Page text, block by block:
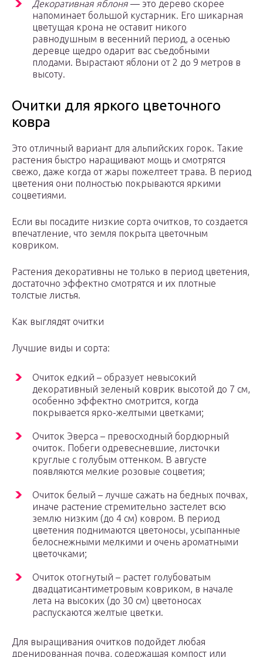
Декоративная яблоня — это дерево скорее
напоминает большой кустарник. Его шикарная
цветущая крона не оставит никого
равнодушным в весенний период, а осенью
деревце щедро одарит вас съедобными
плодами. Вырастают яблони от 2 до 9 метров в
высоту.
Очитки для яркого цветочного
ковра
Это отличный вариант для альпийских горок. Такие
растения быстро наращивают мощь и смотрятся
свежо, даже когда от жары пожелтеет трава. В период
цветения они полностью покрываются яркими
соцветиями.
Если вы посадите низкие сорта очитков, то создается
впечатление, что земля покрыта цветочным
ковриком.
Растения декоративны не только в период цветения,
достаточно эффектно смотрятся и их плотные
толстые листья.
Как выглядят очитки
Лучшие виды и сорта:
Очиток едкий – образует невысокий
декоративный зеленый коврик высотой до 7 см,
особенно эффектно смотрится, когда
покрывается ярко-желтыми цветками;
Очиток Эверса – превосходный бордюрный
очиток. Побеги одревесневшие, листочки
круглые с голубым оттенком. В августе
появляются мелкие розовые соцветия;
Очиток белый – лучше сажать на бедных почвах,
иначе растение стремительно застелет всю
землю низким (до 4 см) ковром. В период
цветения поднимаются цветоносы, усыпанные
белоснежными мелкими и очень ароматными
цветочками;
Очиток отогнутый – растет голубоватым
двадцатисантиметровым ковриком, в начале
лета на высоких (до 30 см) цветоносах
распускаются желтые цветки.
Для выращивания очитков подойдет любая
дренированная почва, содержащая компост или